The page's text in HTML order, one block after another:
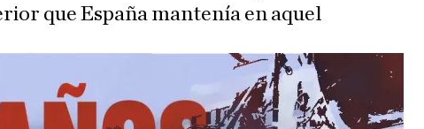
que España mantenía en aquel